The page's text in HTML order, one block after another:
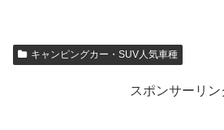
キャンピングカー・SUV人気車種
スポンサーリン